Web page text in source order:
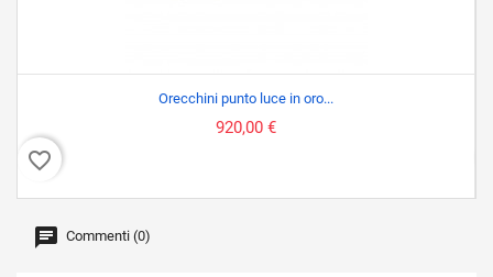
Orecchini punto luce in oro...
920,00 €
favorite_border
Commenti (0)